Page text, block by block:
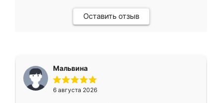
Оставить отзыв
Мальвина
6 августа 2026